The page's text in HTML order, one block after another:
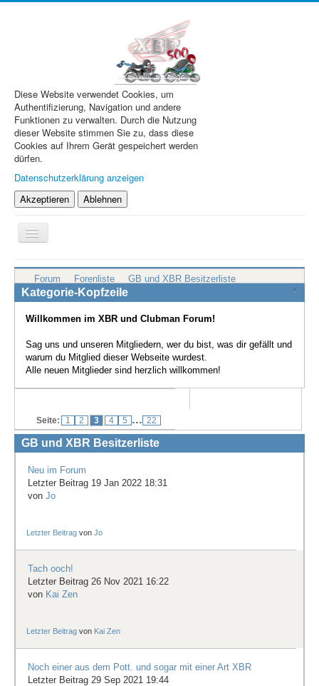
Diese Website verwendet Cookies, um
Authentifizierung, Navigation und andere
Funktionen zu verwalten. Durch die Nutzung
dieser Website stimmen Sie zu, dass diese
Cookies auf Ihrem Gerät gespeichert werden
dürfen.
Datenschutzerklärung anzeigen
Akzeptieren
Ablehnen
Navigation
an/aus
XBR.de
Technik
Forum
Treffen & Touren
Cafe-Ecke
Suche
Forum Forenliste
GB und XBR Besitzerliste
×
Kategorie-Kopfzeile
Willkommen im XBR und Clubman Forum!
Sag uns und unseren Mitgliedern, wer du bist, was dir gefällt und
warum du Mitglied dieser Webseite wurdest.
Alle neuen Mitglieder sind herzlich willkommen!
Seite: 1 2 3 4 5 ... 22
GB und XBR Besitzerliste
Neu im Forum
Letzter Beitrag 19 Jan 2022 18:31
von Jo
Letzter Beitrag vonJo
Tach ooch!
Letzter Beitrag 26 Nov 2021 16:22
von Kai Zen
Letzter Beitrag von Kai Zen
Noch einer aus dem Pott. und sogar mit einer Art XBR
Letzter Beitrag 29 Sep 2021 19:44